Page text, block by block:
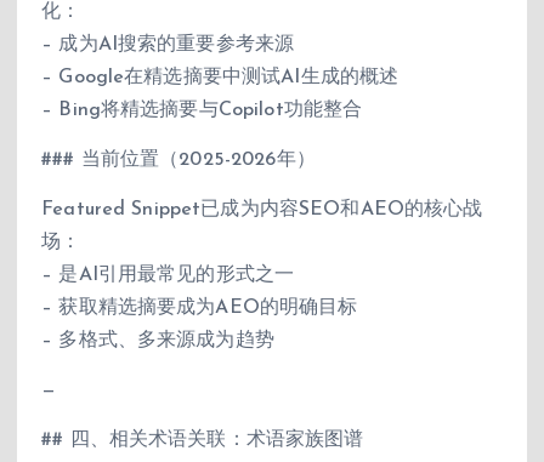
化：
– 成为AI搜索的重要参考来源
– Google在精选摘要中测试AI生成的概述
– Bing将精选摘要与Copilot功能整合
### 当前位置（2025-2026年）
Featured Snippet已成为内容SEO和AEO的核心战
场：
– 是AI引用最常见的形式之一
– 获取精选摘要成为AEO的明确目标
– 多格式、多来源成为趋势
—
## 四、相关术语关联：术语家族图谱